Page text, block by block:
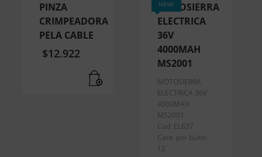
PINZA
CRIMPEADORA
PELA CABLE
$12.922
NEW!
MOTOSIERRA
ELECTRICA
36V
4000MAH
MS2001
MOTOSIERRA
ELECTRICA 36V
4000MAH
MS2001
Cod: EL637
Cant. por bulto:
12